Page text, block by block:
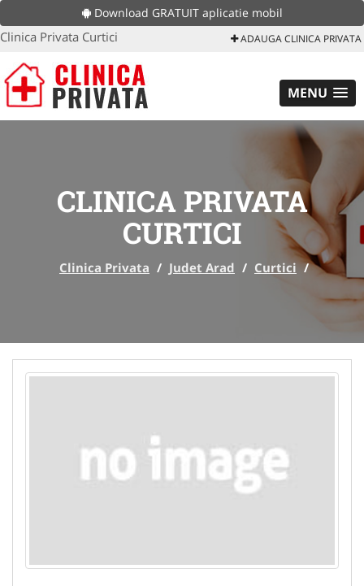
Download GRATUIT aplicatie mobil
Clinica Privata Curtici ADAUGA CLINICA PRIVATA
MENU
CLINICA PRIVATA
CURTICI
Clinica Privata / Judet Arad / Curtici /